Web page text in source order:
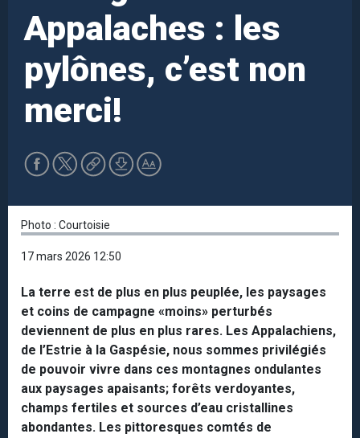
Appalaches : les
pylônes, c’est non
merci!
Photo : Courtoisie
17 mars 2026 12:50
La terre est de plus en plus peuplée, les paysages
et coins de campagne «moins» perturbés
deviennent de plus en plus rares. Les Appalachiens,
de l’Estrie à la Gaspésie, nous sommes privilégiés
de pouvoir vivre dans ces montagnes ondulantes
aux paysages apaisants; forêts verdoyantes,
champs fertiles et sources d’eau cristallines
abondantes. Les pittoresques comtés de